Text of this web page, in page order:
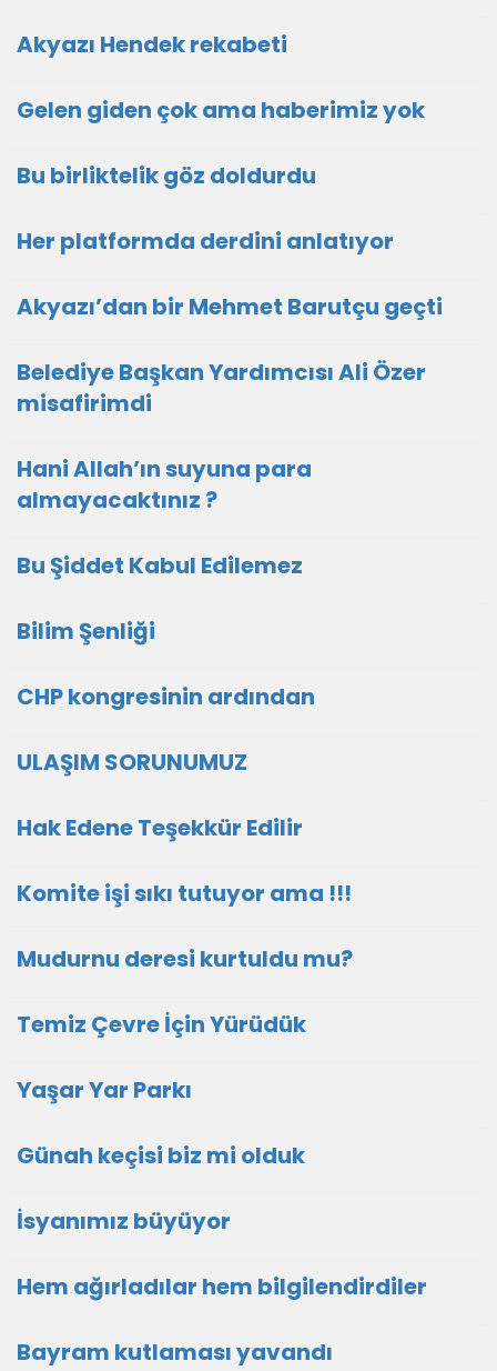
Akyazı Hendek rekabeti
Gelen giden çok ama haberimiz yok
Bu birliktelik göz doldurdu
Her platformda derdini anlatıyor
Akyazı’dan bir Mehmet Barutçu geçti
Belediye Başkan Yardımcısı Ali Özer
misafirimdi
Hani Allah’ın suyuna para
almayacaktınız ?
Bu Şiddet Kabul Edilemez
Bilim Şenliği
CHP kongresinin ardından
ULAŞIM SORUNUMUZ
Hak Edene Teşekkür Edilir
Komite işi sıkı tutuyor ama !!!
Mudurnu deresi kurtuldu mu?
Temiz Çevre İçin Yürüdük
Yaşar Yar Parkı
Günah keçisi biz mi olduk
İsyanımız büyüyor
Hem ağırladılar hem bilgilendirdiler
Bayram kutlaması yavandı